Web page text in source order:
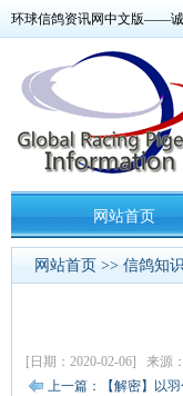
环球信鸽资讯网中文版——
网站首页
网站首页 >> 信鸽知
[日期：2020-02-06] 来源
上一篇：【解密】以